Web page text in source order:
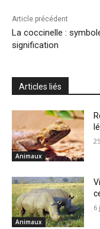
Article précédent
La coccinelle :
signification
Articles liés
Animaux
Animaux
6